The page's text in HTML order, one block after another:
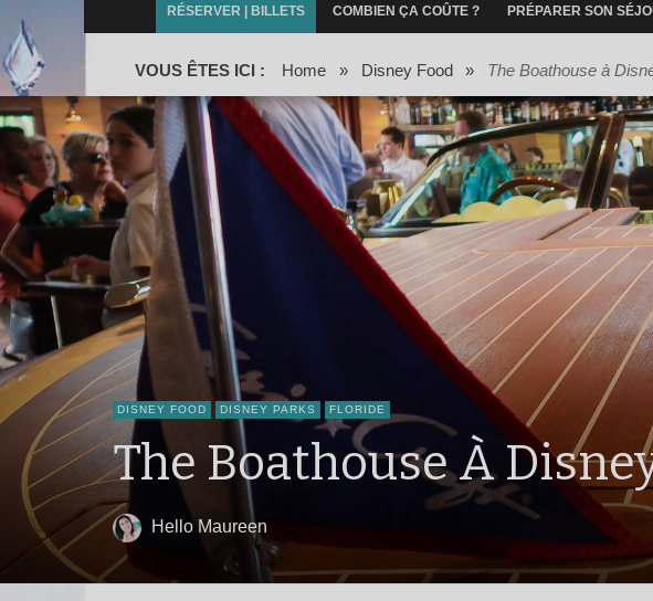
RÉSERVER | BILLETS COMBIEN ÇA COÛTE ? PRÉPARER SON
VOUS ÊTES ICI : Home » Disney Food » The Boathouse à
DISNEY FOOD DISNEY PARKS FLORIDE
The Boathouse À
Hello Maureen